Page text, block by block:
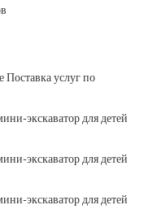
Поставка услуг по